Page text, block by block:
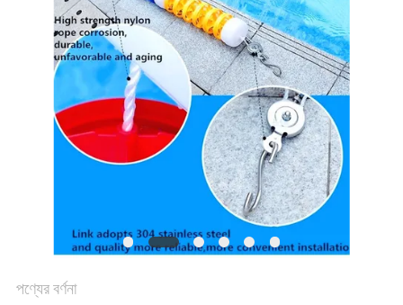
PRIVACY
POLICY
পণ্যের বর্ণনা